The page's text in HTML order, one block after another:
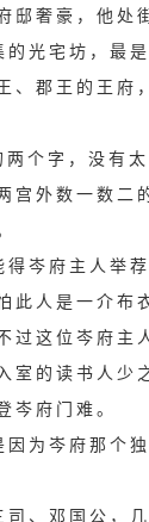
邸奢豪，他处
光宅坊，最是
、郡王的王府
个字，没有太
宫外数一数二
岑府主人举荐
此人是一介布
过这位岑府主
室的读书人少
岑府门难。
为岑府那个独
、邓国公，几